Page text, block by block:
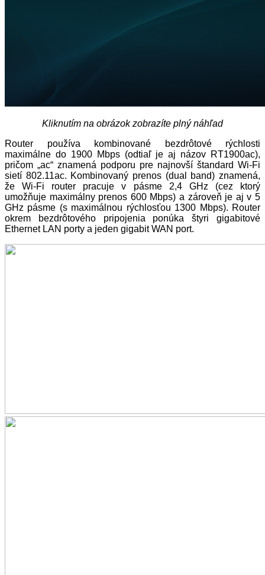
Kliknutím na obrázok zobrazíte plný náhľad
Router používa kombinované bezdrôtové rýchlosti
maximálne do 1900 Mbps (odtiaľ je aj názov RT1900ac),
pričom „ac“ znamená podporu pre najnovší štandard Wi-Fi
sietí 802.11ac. Kombinovaný prenos (dual band) znamená,
že Wi-Fi router pracuje v pásme 2,4 GHz (cez ktorý
umožňuje maximálny prenos 600 Mbps) a zároveň je aj v 5
GHz pásme (s maximálnou rýchlosťou 1300 Mbps). Router
okrem bezdrôtového pripojenia ponúka štyri gigabitové
Ethernet LAN porty a jeden gigabit WAN port.